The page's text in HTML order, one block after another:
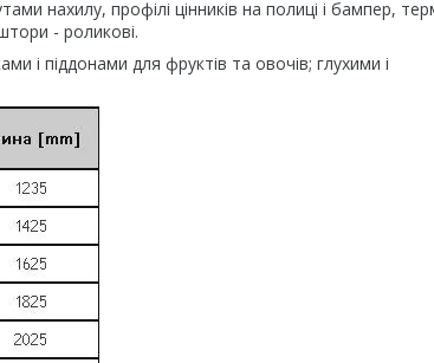
нахилу, профілі цінників на полиці і бампер,
- роликові.
і піддонами для фруктів та овочів; глухими і